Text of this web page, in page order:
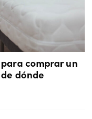
comprar un
dónde